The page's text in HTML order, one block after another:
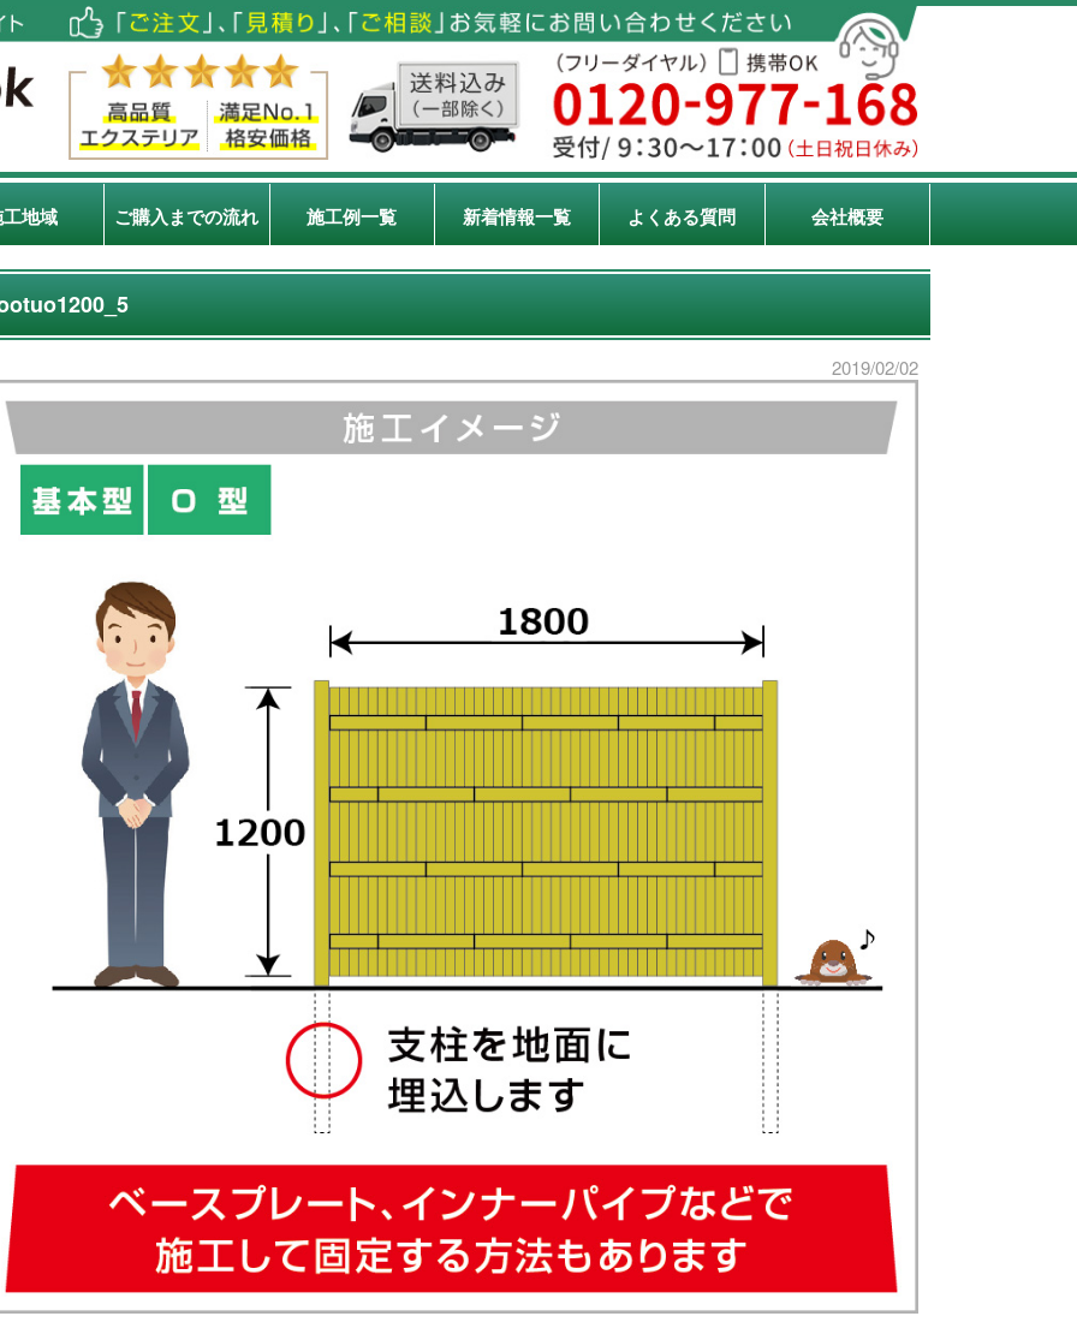
地域 ご購入までの流れ 施工例一覧 新着情報一覧 よくある質問 会社概要
2019/02/02